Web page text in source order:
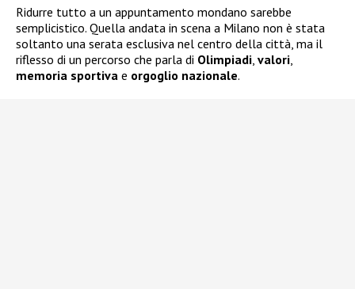
Ridurre tutto a un appuntamento mondano sarebbe
semplicistico. Quella andata in scena a Milano non è stata
soltanto una serata esclusiva nel centro della città, ma il
riflesso di un percorso che parla di Olimpiadi valori
memoria sportiva e orgoglio nazionale.